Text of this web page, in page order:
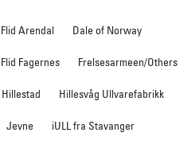
Arendal Dale of Norway
Fagernes Frelsesarmeen/Others
Hillestad Hillesvåg Ullvarefabrikk
Jevne iULL fra Stavanger